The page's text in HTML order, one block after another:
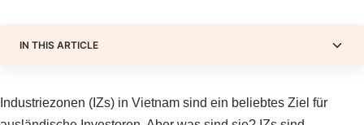
IN THIS ARTICLE
Industriezonen (IZs) in Vietnam sind ein beliebtes Ziel für